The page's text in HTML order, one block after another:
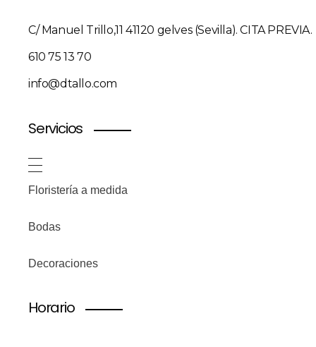
C/ Manuel Trillo,11 41120 gelves (Sevilla). CITA PREVIA.
610 75 13 70
info@dtallo.com
Servicios
Floristería a medida
Bodas
Decoraciones
Horario